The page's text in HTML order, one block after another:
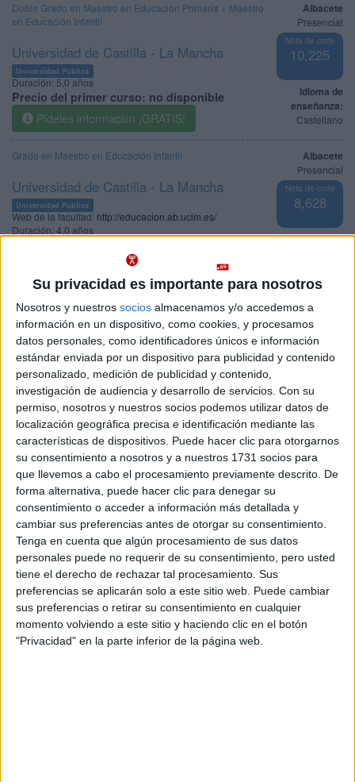
Su privacidad es importante para nosotros
Nosotros y nuestros socios almacenamos y/o accedemos a
información en un dispositivo, como cookies, y procesamos
datos personales, como identificadores únicos e información
estándar enviada por un dispositivo para publicidad y contenido
personalizado, medición de publicidad y contenido,
investigación de audiencia y desarrollo de servicios. Con su
permiso, nosotros y nuestros socios podemos utilizar datos de
localización geográfica precisa e identificación mediante las
características de dispositivos. Puede hacer clic para otorgarnos
su consentimiento a nosotros y a nuestros 1731 socios para
que llevemos a cabo el procesamiento previamente descrito. De
forma alternativa, puede hacer clic para denegar su
consentimiento o acceder a información más detallada y
cambiar sus preferencias antes de otorgar su consentimiento.
Tenga en cuenta que algún procesamiento de sus datos
personales puede no requerir de su consentimiento, pero usted
tiene el derecho de rechazar tal procesamiento. Sus
preferencias se aplicarán solo a este sitio web. Puede cambiar
sus preferencias o retirar su consentimiento en cualquier
momento volviendo a este sitio y haciendo clic en el botón
"Privacidad" en la parte inferior de la página web.
Albacete
Presencial
Nota de corte
10,225
Idioma de
enseñanza:
Castellano
Doble Grado en Maestro en Educación Primaria + Maestro
en Educación Infantil
Universidad de Castilla - La Mancha
Universidad Pública
Duración:5,0 años
Precio del primer curso: no disponible
Pídeles información ¡GRATIS!
Albacete
Presencial
Nota de corte
8,628
Idioma de
Grado en Maestro en Educación Infantil
Universidad de Castilla - La Mancha
Universidad Pública
Web de la facultad: http://educacion.ab.uclm.es/
Duración: 4,0 años
Pídeles información ¡GRATIS!
Notas de corte Magisterio de
Educación Infantil por
provincias
Oferta en toda España
Magisterio de Educación Infantil A Coruña
Magisterio de Educación Infantil Albacete
Magisterio de Educación Infantil Alicante
Magisterio de Educación Infantil Almería
Magisterio de Educación Infantil Asturias
Magisterio de Educación Infantil Badajoz
Magisterio de Educación Infantil Baleares